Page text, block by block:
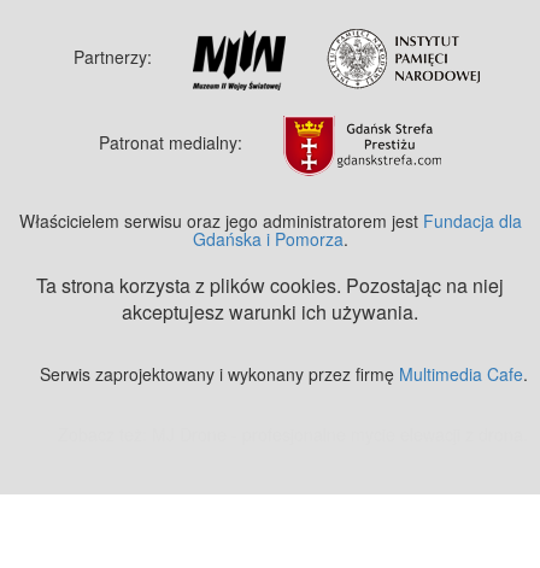
Partnerzy:
Patronat medialny:
Właścicielem serwisu oraz jego administratorem jest Fundacja dla
Gdańska i Pomorza.
Ta strona korzysta z plików cookies. Pozostając na niej
akceptujesz warunki ich używania.
Serwis zaprojektowany i wykonany przez firmę Multimedia Cafe.